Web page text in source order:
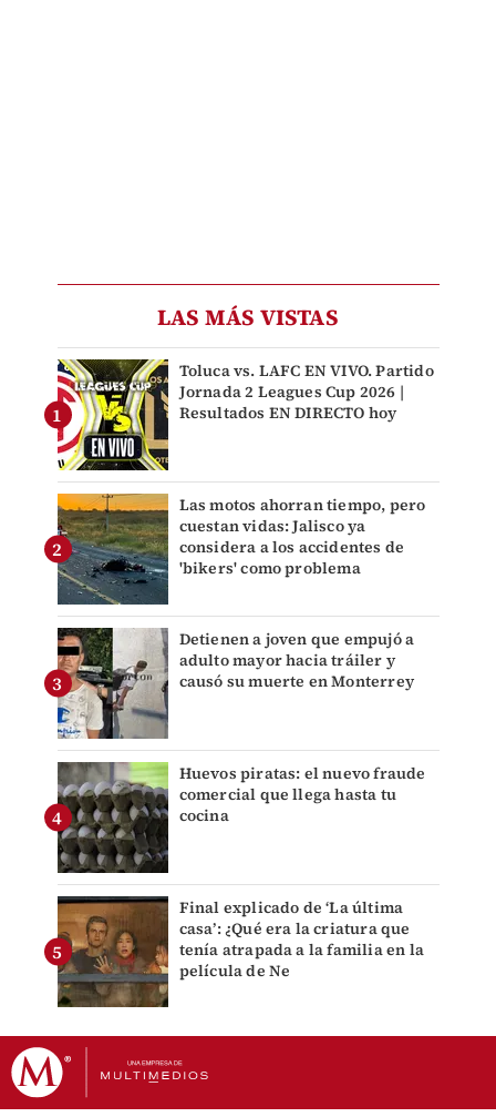
LAS MÁS VISTAS
Toluca vs. LAFC EN VIVO. Partido
Jornada 2 Leagues Cup 2026 |
Resultados EN DIRECTO hoy
Las motos ahorran tiempo, pero
cuestan vidas: Jalisco ya
considera a los accidentes de
'bikers' como problema
Detienen a joven que empujó a
adulto mayor hacia tráiler y
causó su muerte en Monterrey
Huevos piratas: el nuevo fraude
comercial que llega hasta tu
cocina
Final explicado de ‘La última
casa’: ¿Qué era la criatura que
tenía atrapada a la familia en la
película de Ne